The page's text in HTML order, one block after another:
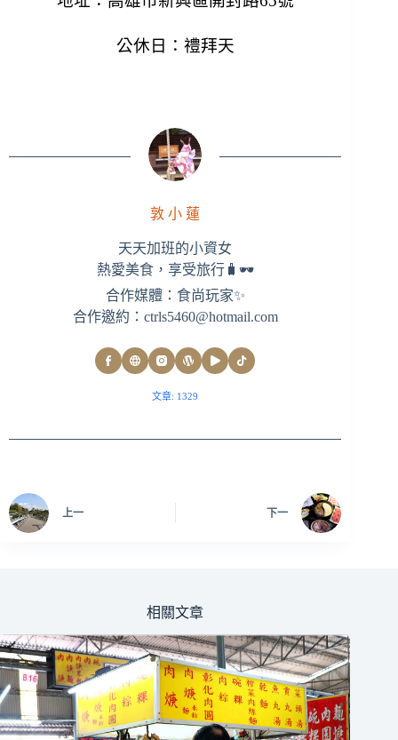
公休日：禮拜天
敦 小 蓮
天天加班的小資女
熱愛美食，享受旅行🧳🕶
合作媒體：食尚玩家✨
合作邀約： ctrls5460@hotmail.com
文章: 1329
上一 下一
相關文章